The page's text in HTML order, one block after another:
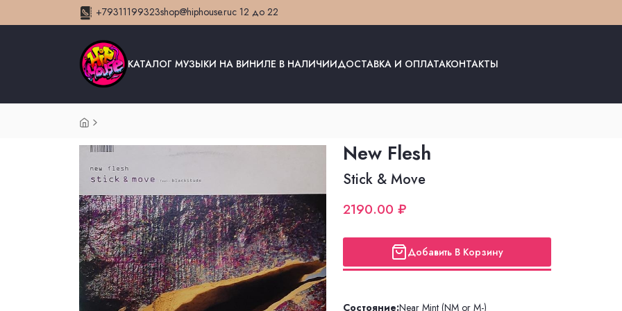
+79311199323shop@hiphouse.ruс 12 до 22
КАТАЛОГ МУЗЫКИ НА ВИНИЛЕ В НАЛИЧИИДОСТАВКА И ОПЛАТАКОНТАКТЫ
New Flesh
Stick & Move
2190.00 ₽
Добавить В Корзину
Состояние:Near Mint (NM or M-)